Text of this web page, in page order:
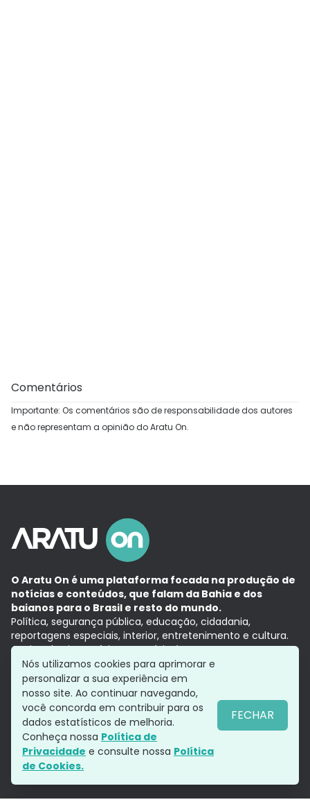
Comentários
Importante: Os comentários são de responsabilidade dos autores
e não representam a opinião do Aratu On.
O Aratu On é uma plataforma focada na produção de
notícias e conteúdos, que falam da Bahia e dos
baianos para o Brasil e resto do mundo.
Política, segurança pública, educação, cidadania,
reportagens especiais, interior, entretenimento e cultura.
Aqui, tudo vira notícia e a notícia é no tempo presente,
com a credibilidade do Grupo Aratu.
Grupo Aratu
Política de privacidade
Siga-nos
Nós utilizamos cookies para aprimorar e
personalizar a sua experiência em
nosso site. Ao continuar navegando,
você concorda em contribuir para os
dados estatísticos de melhoria.
Conheça nossa Política de
Privacidade e consulte nossa Política
de Cookies.
FECHAR